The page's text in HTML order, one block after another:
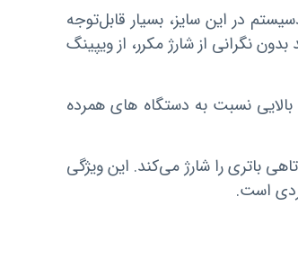
در این سایز، بسیار قابل‌توجه
نگرانی از شارژ مکرر، از ویپینگ
با این ظرفیت باعث شده اورسا بیبی 3 ارزش خرید بالایی نسبت به دستگاه های همرده
باتری را شارژ می‌کند. این ویژگی
است.